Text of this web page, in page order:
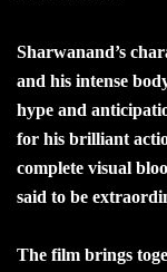
Sharwanand’s
and his intense
hype and
for his brilliant
complete visual
said to be
The film brings